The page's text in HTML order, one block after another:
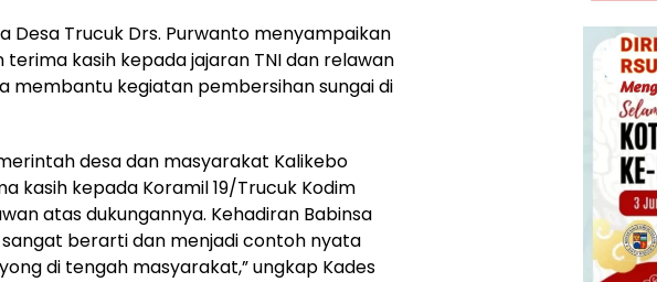
Desa Trucuk Drs. Purwanto menyampaikan
terima kasih kepada jajaran TNI dan relawan
membantu kegiatan pembersihan sungai di
desa dan masyarakat Kalikebo
kasih kepada Koramil 19/Trucuk Kodim
atas dukungannya. Kehadiran Babinsa
berarti dan menjadi contoh nyata
di tengah masyarakat,” ungkap Kades